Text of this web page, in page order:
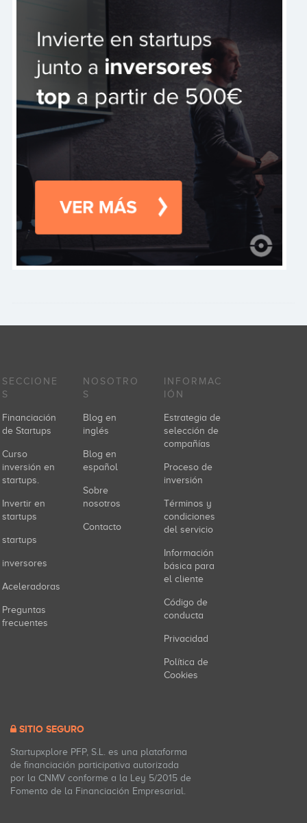
SECCIONE
S
Financiación
de Startups
Curso
inversión en
startups.
Invertir en
startups
startups
inversores
Aceleradoras
Preguntas
frecuentes
NOSOTRO
S
Blog en
inglés
Blog en
español
Sobre
nosotros
Contacto
INFORMAC
IÓN
Estrategia de
selección de
compañías
Proceso de
inversión
Términos y
condiciones
del servicio
Información
básica para
el cliente
Código de
conducta
Privacidad
Política de
Cookies
SITIO SEGURO
Startupxplore PFP, S.L. es una plataforma
de financiación participativa autorizada
por la CNMV conforme a la Ley 5/2015 de
Fomento de la Financiación Empresarial.